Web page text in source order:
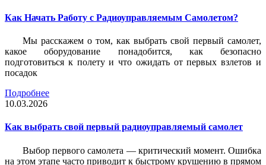
Как Начать Работу с Радиоуправляемым Самолетом?
Мы расскажем о том, как выбрать свой первый самолет,
какое оборудование понадобится, как безопасно
подготовиться к полету и что ожидать от первых взлетов и
посадок
Подробнее
10.03.2026
Как выбрать свой первый радиоуправляемый самолет
Выбор первого самолета — критический момент. Ошибка
на этом этапе часто приводит к быстрому крушению в прямом